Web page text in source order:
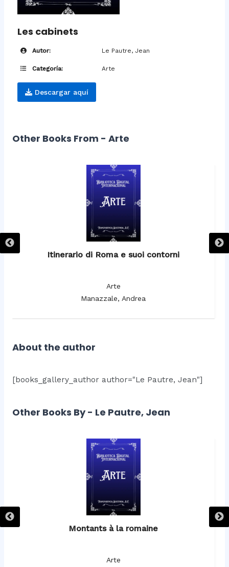
Les cabinets
Autor: Le Pautre, Jean
Categoría: Arte
Descargar aquí
Other Books From - Arte
Itinerario di Roma e suoi contorni
Arte
Manazzale, Andrea
About the author
[books_gallery_author author="Le Pautre, Jean"]
Other Books By - Le Pautre, Jean
Montants à la romaine
Arte